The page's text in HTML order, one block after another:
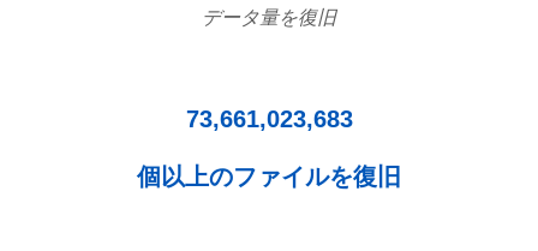
データ量を復旧
73,661,023,683
個以上のファイルを復旧